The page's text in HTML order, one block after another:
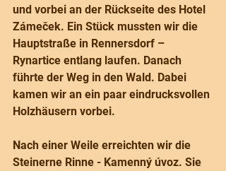
und vorbei an der Rückseite des Hotel
Zámeček. Ein Stück mussten wir die
Hauptstraße in Rennersdorf –
Rynartice entlang laufen. Danach
führte der Weg in den Wald. Dabei
kamen wir an ein paar eindrucksvollen
Holzhäusern vorbei.
Nach einer Weile erreichten wir die
Steinerne Rinne - Kamenný úvoz. Sie